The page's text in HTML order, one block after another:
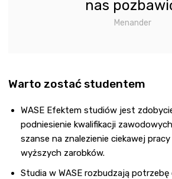
nas
Menander
Warto zostać studentem
WASE Efektem studiów jest
podniesienie kwalifikacji
szanse na znalezienie ciekawej
wyższych zarobków.
Studia w WASE rozbudzają potrzebę